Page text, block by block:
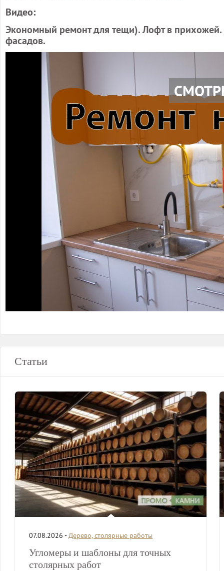
Видео:
Экономный ремонт для тещи). Лофт в
фасадов.
Статьи
07.08.2026 -Дерево, столярные работы
Угломеры и шаблоны для точных
столярных работ